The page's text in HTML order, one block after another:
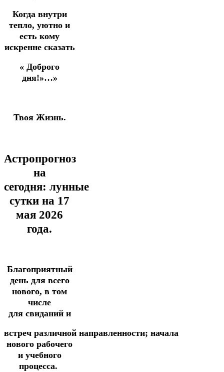
Когда внутри
тепло, уютно и
есть кому
искренне сказать
« Доброго
дня!»…»
Твоя Жизнь.
Астропрогноз
на
сегодня: лунные
сутки на 17
мая 2026
года.
Благоприятный
день для всего
нового, в том
числе
для свиданий и
встреч различной направленности; начала
нового рабочего
и учебного
процесса.